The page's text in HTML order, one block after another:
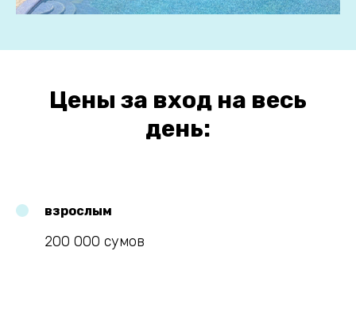
Цены за вход на весь
день:
взрослым
200 000 сумов